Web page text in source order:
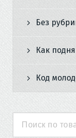
Без
Как
Код